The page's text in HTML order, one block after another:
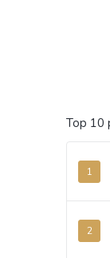
Top 10